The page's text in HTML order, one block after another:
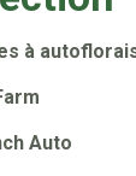
à
Auto